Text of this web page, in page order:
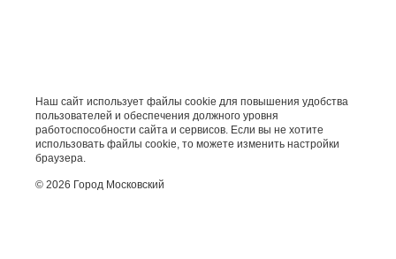
Наш сайт использует файлы cookie для повышения удобства
пользователей и обеспечения должного уровня
работоспособности сайта и сервисов. Если вы не хотите
использовать файлы cookie, то можете изменить настройки
браузера.
© 2026 Город Московский